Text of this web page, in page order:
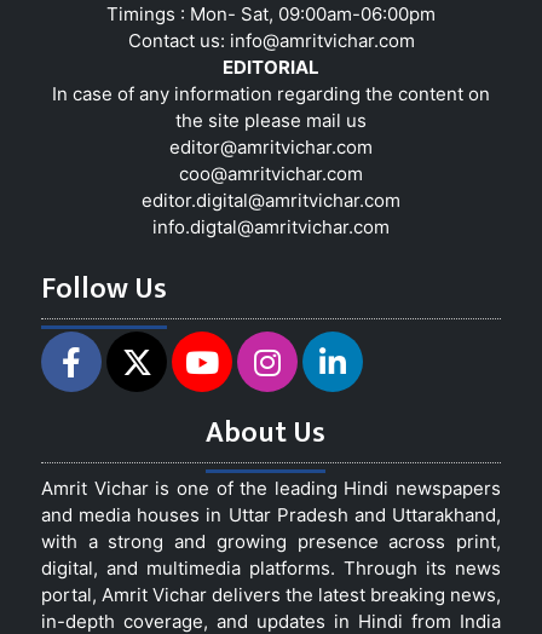
Timings : Mon- Sat, 09:00am-06:00pm
Contact us: info@amritvichar.com
EDITORIAL
In case of any information regarding the content on
the site please mail us
editor@amritvichar.com
coo@amritvichar.com
editor.digital@amritvichar.com
info.digtal@amritvichar.com
Follow Us
About Us
Amrit Vichar is one of the leading Hindi newspapers
and media houses in Uttar Pradesh and Uttarakhand,
with a strong and growing presence across print,
digital, and multimedia platforms. Through its news
portal, Amrit Vichar delivers the latest breaking news,
in-depth coverage, and updates in Hindi from India